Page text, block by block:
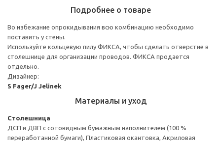
Подробнее о товаре
Во избежание опрокидывания всю комбинацию необходимо
поставить у стены.
Используйте кольцевую пилу ФИКСА, чтобы сделать отверстие в
столешнице для организации проводов. ФИКСА продается
отдельно.
Дизайнер:
S Fager/J Jelinek
Материалы и уход
Столешница
ДСП и ДВП с сотовидным бумажным наполнителем (100 %
переработанной бумаги), Пластиковая окантовка, Акриловая